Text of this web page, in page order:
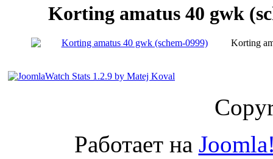
Korting amatus 40 gwk
Korting
Работает на